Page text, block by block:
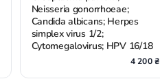
Neisseria gonorrhoeae;
Candida albicans; Herpes
simplex virus 1/2;
Cytomegalovirus; HPV 16/18
4 200 ₴